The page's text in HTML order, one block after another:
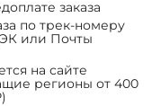
заказа
по трек-номеру
или Почты
на сайте
регионы от 400